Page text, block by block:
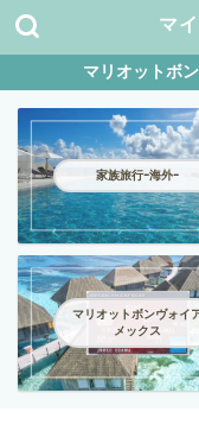
マ
マリオットボ
家族旅行ｰ海外ｰ
マリオットボンヴォイ
メックス